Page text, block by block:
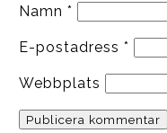
Namn *
E-postadress *
Webbplats